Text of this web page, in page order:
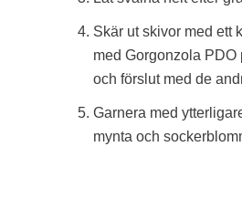
Skär ut skivor med ett
med Gorgonzola PDO
och förslut med de
Garnera med
mynta och